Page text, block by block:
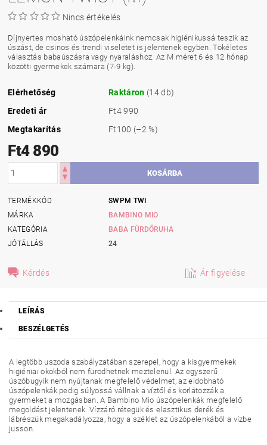
Nincs értékelés
Díjnyertes mosható úszópelenkáink nemcsak higiénikussá teszik az
úszást, de csinos és trendi viseletet is jelentenek egyben. Tökéletes
választás babaúszásra vagy nyaraláshoz. Az M méret 6 és 12 hónap
közötti gyermekek számara (7-9 kg).
Elérhetőség Raktáron (14 db)
Eredeti ár
Ft4 990
Megtakarítás
Ft100 (–2 %)
Ft4 890
TERMÉKKÓD
SWPM TWI
MÁRKA
BAMBINO MIO
KATEGÓRIA
BABA FÜRDŐRUHA
JÓTÁLLÁS
24
Kérdés Ár figyelése
LEÍRÁS
BESZÉLGETÉS
A legtöbb uszoda szabályzatában szerepel, hogy a kisgyermekek
higiéniai okokból nem fürödhetnek meztelenül. Az egyszerű
úszóbugyik nem nyújtanak megfelelő védelmet, az eldobható
úszópelenkák pedig súlyossá vállnak a víztől és korlátozzák a
gyermeket a mozgásban. A Bambino Mio úszópelenkák megfelelő
megoldást jelentenek. Vízzáró rétegük és elasztikus derék és
lábrészük megakadályozza, hogy a széklet az úszópelenkából a vízbe
jusson.